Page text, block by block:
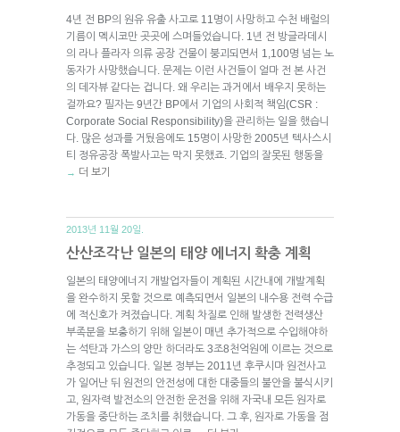
4년 전 BP의 원유 유출 사고로 11명이 사망하고 수천 배럴의
기름이 멕시코만 곳곳에 스며들었습니다. 1년 전 방글라데시
의 라나 플라자 의류 공장 건물이 붕괴되면서 1,100명 넘는 노
동자가 사망했습니다. 문제는 이런 사건들이 얼마 전 본 사건
의 데자뷰 같다는 겁니다. 왜 우리는 과거에서 배우지 못하는
걸까요? 필자는 9년간 BP에서 기업의 사회적 책임(CSR :
Corporate Social Responsibility)을 관리하는 일을 했습니
다. 많은 성과를 거뒀음에도 15명이 사망한 2005년 텍사스시
티 정유공장 폭발사고는 막지 못했죠. 기업의 잘못된 행동을
→ 더 보기
2013년 11월 20일.
산산조각난 일본의 태양 에너지 확충 계획
일본의 태양에너지 개발업자들이 계획된 시간내에 개발계획
을 완수하지 못할 것으로 예측되면서 일본의 내수용 전력 수급
에 적신호가 켜졌습니다. 계획 차질로 인해 발생한 전력생산
부족분을 보충하기 위해 일본이 매년 추가적으로 수입해야하
는 석탄과 가스의 양만 하더라도 3조8천억원에 이르는 것으로
추정되고 있습니다. 일본 정부는 2011년 후쿠시마 원전사고
가 일어난 뒤 원전의 안전성에 대한 대중들의 불안을 불식시키
고, 원자력 발전소의 안전한 운전을 위해 자국내 모든 원자로
가동을 중단하는 조치를 취했습니다. 그 후, 원자로 가동을 점